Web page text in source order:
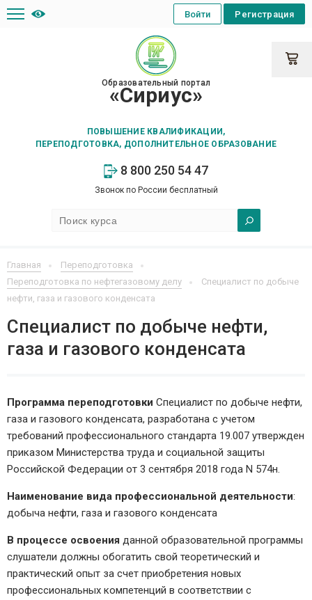
Образовательный портал
«Сириус»
ПОВЫШЕНИЕ КВАЛИФИКАЦИИ,
ПЕРЕПОДГОТОВКА, ДОПОЛНИТЕЛЬНОЕ ОБРАЗОВАНИЕ
8 800 250 54 47
Звонок по России бесплатный
Регистрация
Войти
Главная
Переподготовка
Переподготовка по нефтегазовому делу
Специалист по добыче
нефти, газа и газового конденсата
Специалист по добыче нефти,
газа и газового конденсата
Программа переподготовки Специалист по добыче нефти,
газа и газового конденсата, разработана с учетом
требований профессионального стандарта 19.007 утвержден
приказом Министерства труда и социальной защиты
Российской Федерации от 3 сентября 2018 года N 574н.
Наименование вида профессиональной деятельности:
добыча нефти, газа и газового конденсата
В процессе освоения данной образовательной программы
слушатели должны обогатить свой теоретический и
практический опыт за счет приобретения новых
профессиональных компетенций в соответствии с